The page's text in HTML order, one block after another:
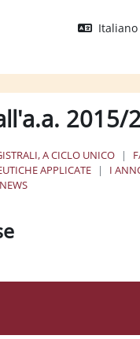
Italiano
2015/
A CICLO UNICO
APPLICATE I